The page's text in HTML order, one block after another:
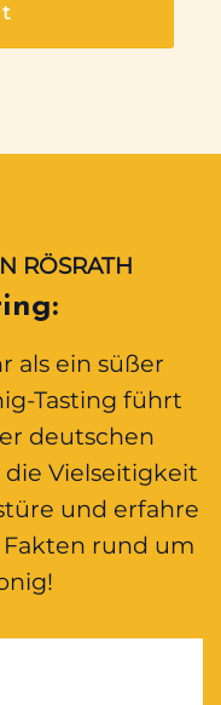
RÖSRATH
als ein süßer
Tasting führt
deutschen
Vielseitigkeit
und erfahre
rund um